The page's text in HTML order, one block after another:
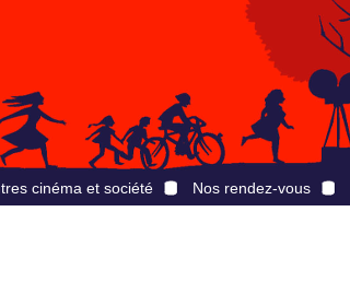
cinéma et société Nos rendez-vous